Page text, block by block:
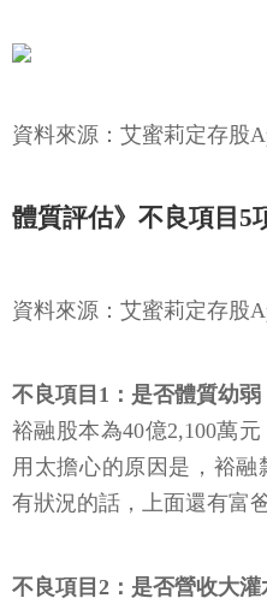
資料來源：艾蜜莉定存股
體質評估》不良項目5
資料來源：艾蜜莉定存股
不良項目1：是否體質幼
裕融股本為40億2,100萬
用太擔心的原因是，裕
有狀況的話，上面還有富
不良項目2：是否營收大灌